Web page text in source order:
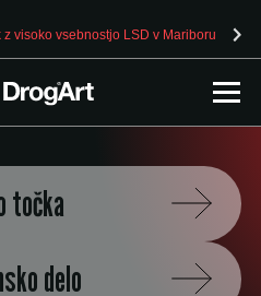
visoko vsebnostjo LSD v Mariboru
točka
delo